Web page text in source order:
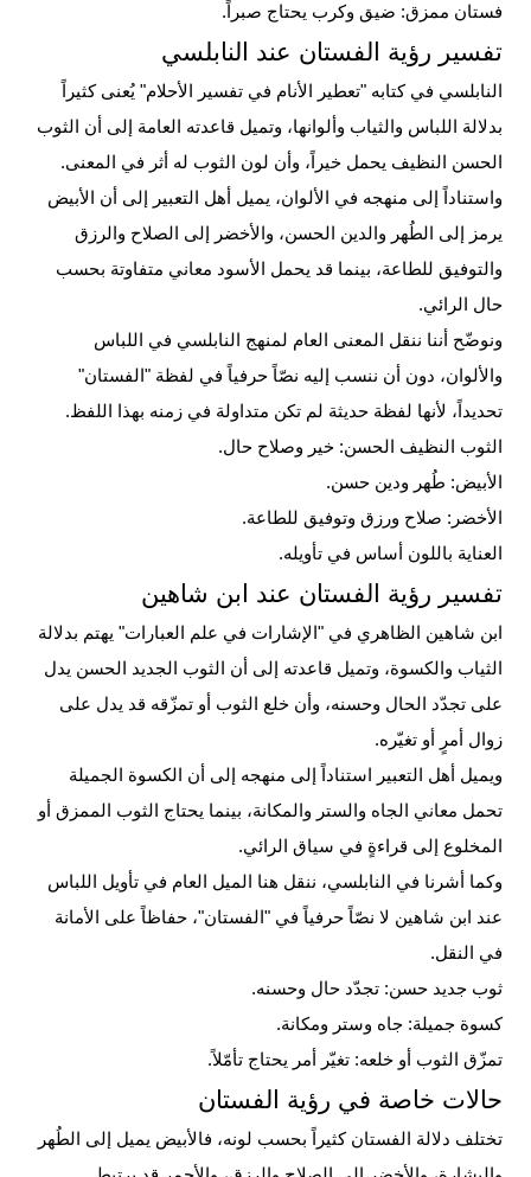
فستان ممزق: ضيق وكرب يحتاج صبراً.
تفسير رؤية الفستان عند النابلسي
النابلسي في كتابه "تعطير الأنام في تفسير الأحلام" يُعنى كثيراً
بدلالة اللباس والثياب وألوانها، وتميل قاعدته العامة إلى أن الثوب
الحسن النظيف يحمل خيراً، وأن لون الثوب له أثر في المعنى.
واستناداً إلى منهجه في الألوان، يميل أهل التعبير إلى أن الأبيض
يرمز إلى الطُهر والدين الحسن، والأخضر إلى الصلاح والرزق
والتوفيق للطاعة، بينما قد يحمل الأسود معاني متفاوتة بحسب
حال الرائي.
ونوضّح أننا ننقل المعنى العام لمنهج النابلسي في اللباس
والألوان، دون أن ننسب إليه نصّاً حرفياً في لفظة "الفستان"
تحديداً، لأنها لفظة حديثة لم تكن متداولة في زمنه بهذا اللفظ.
الثوب النظيف الحسن: خير وصلاح حال.
الأبيض: طُهر ودين حسن.
الأخضر: صلاح ورزق وتوفيق للطاعة.
العناية باللون أساس في تأويله.
تفسير رؤية الفستان عند ابن شاهين
ابن شاهين الظاهري في "الإشارات في علم العبارات" يهتم بدلالة
الثياب والكسوة، وتميل قاعدته إلى أن الثوب الجديد الحسن يدل
على تجدّد الحال وحسنه، وأن خلع الثوب أو تمزّقه قد يدل على
زوال أمرٍ أو تغيّره.
ويميل أهل التعبير استناداً إلى منهجه إلى أن الكسوة الجميلة
تحمل معاني الجاه والستر والمكانة، بينما يحتاج الثوب الممزق أو
المخلوع إلى قراءةٍ في سياق الرائي.
وكما أشرنا في النابلسي، ننقل هنا الميل العام في تأويل اللباس
عند ابن شاهين لا نصّاً حرفياً في "الفستان"، حفاظاً على الأمانة
في النقل.
ثوب جديد حسن: تجدّد حال وحسنه.
كسوة جميلة: جاه وستر ومكانة.
تمزّق الثوب أو خلعه: تغيّر أمر يحتاج تأمّلاً.
حالات خاصة في رؤية الفستان
تختلف دلالة الفستان كثيراً بحسب لونه، فالأبيض يميل إلى الطُهر